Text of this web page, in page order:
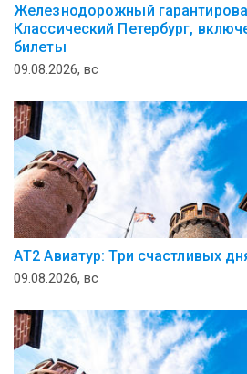
Железнодорожный
Классический Петербург,
билеты
09.08.2026, вс
АT2 Авиатур: Три счастливых
09.08.2026, вс